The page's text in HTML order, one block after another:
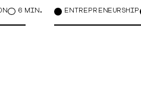
6 MIN. ENTREPRENEURSHIP